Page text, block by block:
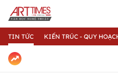
TIN TỨC KIẾN TRÚC - QUY